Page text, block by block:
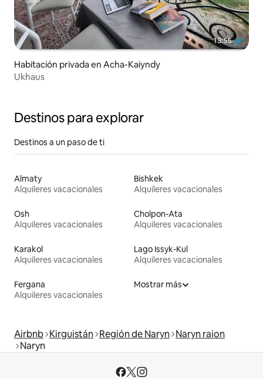
Habitación privada en Acha-Kaiyndy
Ukhaus
Destinos para explorar
Destinos a un paso de ti
Almaty
Alquileres vacacionales
Bishkek
Alquileres vacacionales
Osh
Alquileres vacacionales
Cholpon-Ata
Alquileres vacacionales
Karakol
Alquileres vacacionales
Lago Issyk-Kul
Alquileres vacacionales
Fergana
Alquileres vacacionales
Mostrar más
Airbnb Kirguistán Región de Naryn Naryn raion
Naryn